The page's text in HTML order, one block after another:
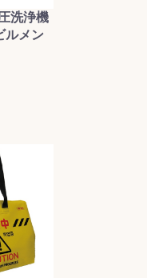
洗浄機
ルメン